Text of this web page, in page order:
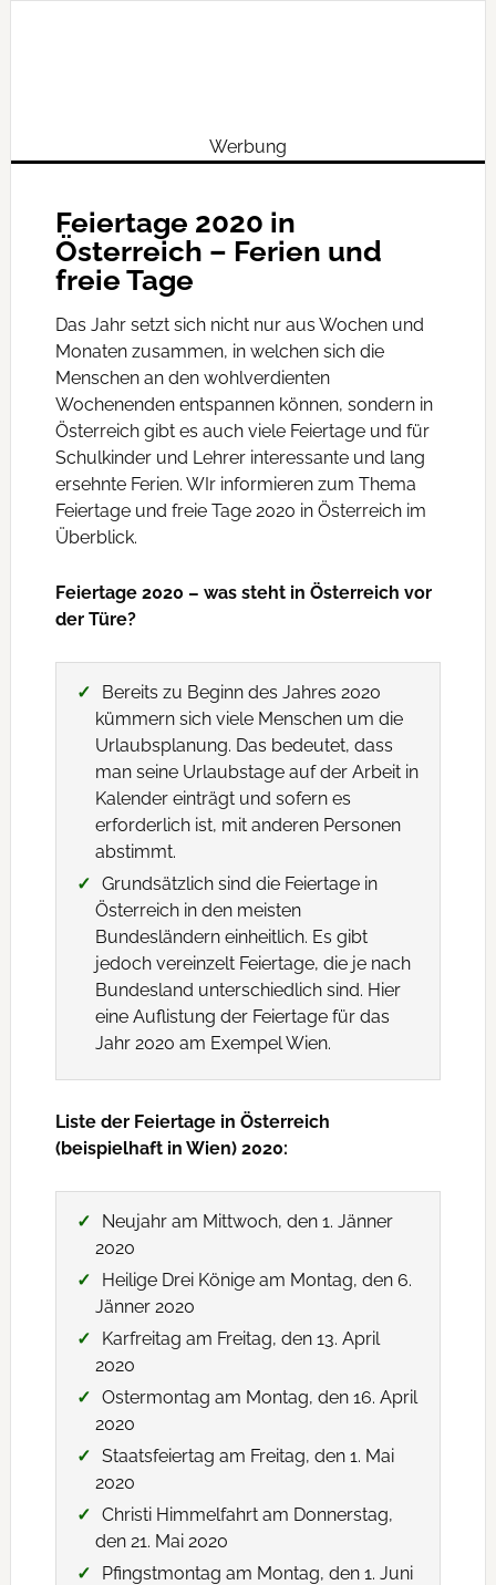
Werbung
Feiertage 2020 in
Österreich – Ferien und
freie Tage
Das Jahr setzt sich nicht nur aus Wochen und
Monaten zusammen, in welchen sich die
Menschen an den wohlverdienten
Wochenenden entspannen können, sondern in
Österreich gibt es auch viele Feiertage und für
Schulkinder und Lehrer interessante und lang
ersehnte Ferien. WIr informieren zum Thema
Feiertage und freie Tage 2020 in Österreich im
Überblick.
Feiertage 2020 – was steht in Österreich vor
der Türe?
Bereits zu Beginn des Jahres 2020
kümmern sich viele Menschen um die
Urlaubsplanung. Das bedeutet, dass
man seine Urlaubstage auf der Arbeit in
Kalender einträgt und sofern es
erforderlich ist, mit anderen Personen
abstimmt.
Grundsätzlich sind die Feiertage in
Österreich in den meisten
Bundesländern einheitlich. Es gibt
jedoch vereinzelt Feiertage, die je nach
Bundesland unterschiedlich sind. Hier
eine Auflistung der Feiertage für das
Jahr 2020 am Exempel Wien.
Liste der Feiertage in Österreich
(beispielhaft in Wien) 2020:
Neujahr am Mittwoch, den 1. Jänner
2020
Heilige Drei Könige am Montag, den 6.
Jänner 2020
Karfreitag am Freitag, den 13. April
2020
Ostermontag am Montag, den 16. April
2020
Staatsfeiertag am Freitag, den 1. Mai
2020
Christi Himmelfahrt am Donnerstag,
den 21. Mai 2020
Pfingstmontag am Montag, den 1. Juni